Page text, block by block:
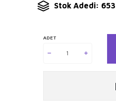
Stok Adedi: 653
ADET